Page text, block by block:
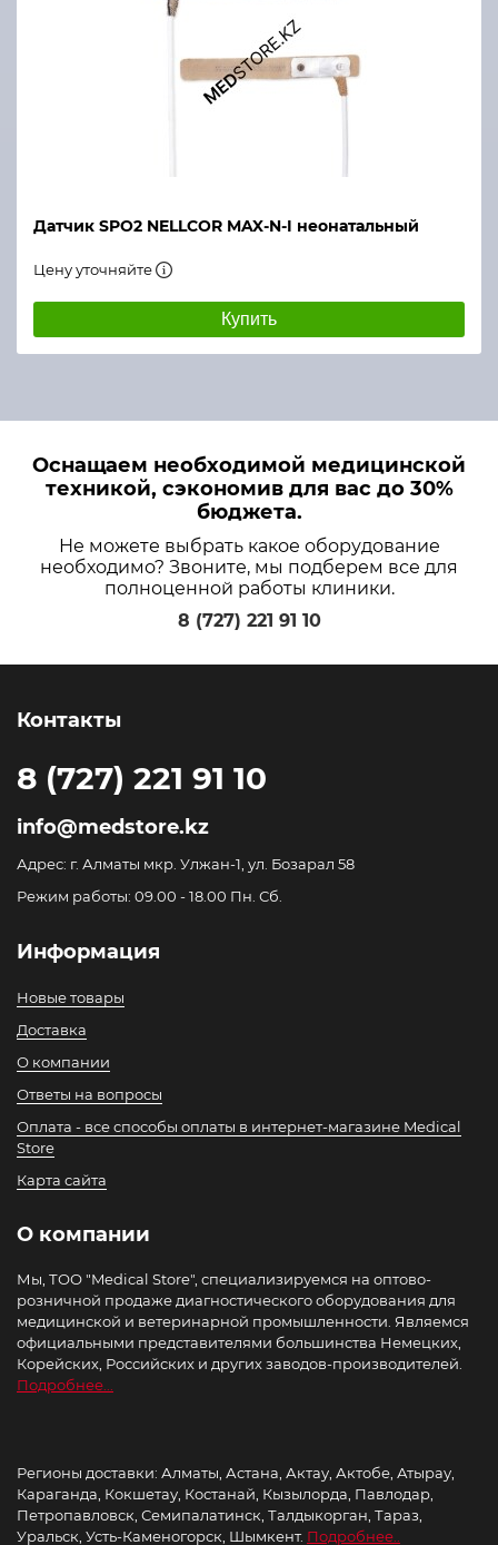
Датчик SPO2 NELLCOR MAX-N-I неонатальный
Цену уточняйте
Купить
Оснащаем необходимой медицинской
техникой, сэкономив для вас до 30%
бюджета.
Не можете выбрать какое оборудование
необходимо? Звоните, мы подберем все для
полноценной работы клиники.
8 (727) 221 91 10
Контакты
8 (727) 221 91 10
info@medstore.kz
Адрес: г. Алматы мкр. Улжан-1, ул. Бозарал 58
Режим работы: 09.00 - 18.00 Пн. Сб.
Информация
Новые товары
Доставка
О компании
Ответы на вопросы
Оплата - все способы оплаты в интернет-магазине Medical
Store
Карта сайта
О компании
Мы, ТОО "Medical Store", специализируемся на оптово-
розничной продаже диагностического оборудования для
медицинской и ветеринарной промышленности. Являемся
официальными представителями большинства Немецких,
Корейских, Российских и других заводов-производителей.
Подробнее...
Регионы доставки: Алматы, Астана, Актау, Актобе, Атырау,
Караганда, Кокшетау, Костанай, Кызылорда, Павлодар,
Петропавловск, Семипалатинск, Талдыкорган, Тараз,
Уральск, Усть-Каменогорск, Шымкент. Подробнее..